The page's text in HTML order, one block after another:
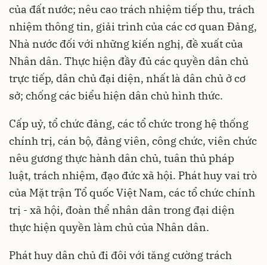
của đất nước; nêu cao trách nhiệm tiếp thu, trách
nhiệm thông tin, giải trình của các cơ quan Đảng,
Nhà nước đối với những kiến nghị, đề xuất của
Nhân dân. Thực hiện đầy đủ các quyền dân chủ
trực tiếp, dân chủ đại diện, nhất là dân chủ ở cơ
sở; chống các biểu hiện dân chủ hình thức.
Cấp uỷ, tổ chức đảng, các tổ chức trong hệ thống
chính trị, cán bộ, đảng viên, công chức, viên chức
nêu gương thực hành dân chủ, tuân thủ pháp
luật, trách nhiệm, đạo đức xã hội. Phát huy vai trò
của Mặt trận Tổ quốc Việt Nam, các tổ chức chính
trị - xã hội, đoàn thể nhân dân trong đại diện
thực hiện quyền làm chủ của Nhân dân.
Phát huy dân chủ đi đôi với tăng cường trách